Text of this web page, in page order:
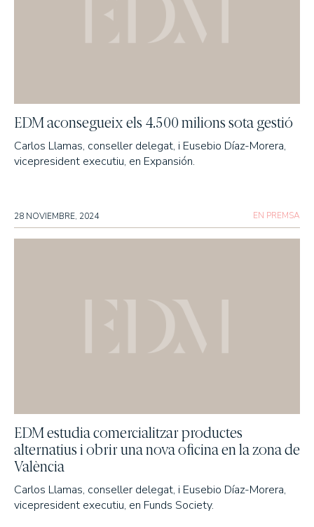
EDM aconsegueix els 4.500 milions sota gestió
Carlos Llamas, conseller delegat, i Eusebio Díaz-Morera,
vicepresident executiu, en Expansión.
28 NOVIEMBRE, 2024 EN PREMSA
EDM estudia comercialitzar productes
alternatius i obrir una nova oficina en la zona de
València
Carlos Llamas, conseller delegat, i Eusebio Díaz-Morera,
vicepresident executiu, en Funds Society.